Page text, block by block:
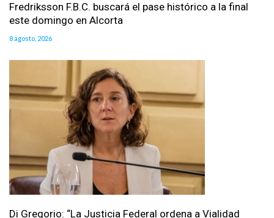
Fredriksson F.B.C. buscará el pase histórico a la final
este domingo en Alcorta
8 agosto, 2026
Di Gregorio: “La Justicia Federal ordena a Vialidad